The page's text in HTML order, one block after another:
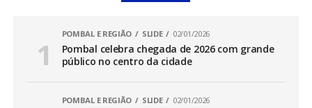
POMBAL E REGIÃO SLIDE 02/01/2026
Pombal celebra chegada de 2026 com grande
público no centro da cidade
POMBAL E REGIÃO SLIDE 02/01/2026